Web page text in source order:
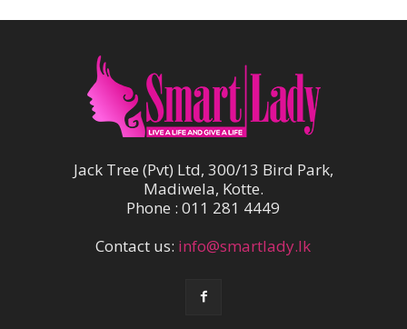
Jack Tree (Pvt) Ltd, 300/13 Bird Park,
Madiwela, Kotte.
Phone : 011 281 4449
Contact us: info@smartlady.lk